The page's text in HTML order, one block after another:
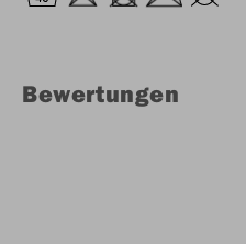
Bewertungen